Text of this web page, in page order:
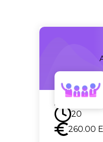
Uskoro
20
260.00